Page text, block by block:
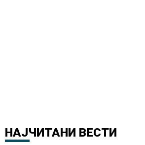
НАЈЧИТАНИ ВЕСТИ